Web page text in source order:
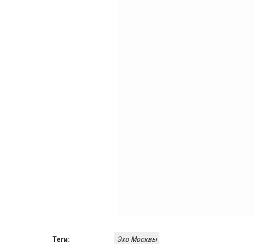
Теги: Эхо Москвы